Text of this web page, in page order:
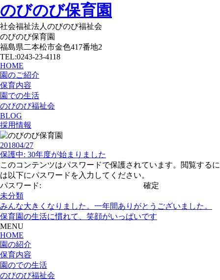
のびのび保育園
社会福祉法人のびのび福祉会
のびのび保育園
福島県二本松市金色417番地2
TEL:0243-23-4118
HOME
園のご紹介
保育内容
園での生活
のびのび福祉会
BLOG
採用情報
201804/27
保護中: 30年度が始まりました
このコンテンツはパスワードで保護されています。閲覧するに
は以下にパスワードを入力してください。
パスワード:
未分類
みんな大きくなりました。一年間ありがとうございました。
保育園の生活に慣れて、笑顔がいっぱいです
MENU
HOME
園の紹介
保育内容
園のでの生活
のびのび福祉会